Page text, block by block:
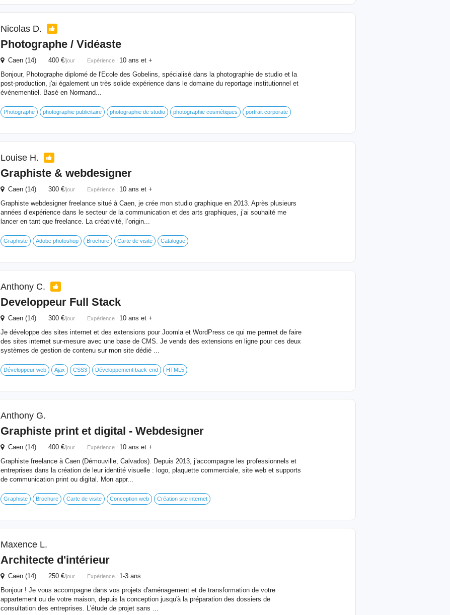
Nicolas D.
Photographe / Vidéaste
Caen (14) 400 €/jour Expérience : 10 ans et +
Bonjour, Photographe diplomé de l'Ecole des Gobelins, spécialisé dans la photographie de studio et la
post-production, j'ai également un très solide expérience dans le domaine du reportage institutionnel et
événementiel. Basé en Normand...
Photographe photographie publicitaire photographie de studio photographie cosmétiques portrait corporate
Louise H.
Graphiste & webdesigner
Caen (14) 300 €/jour Expérience : 10 ans et +
Graphiste webdesigner freelance situé à Caen, je crée mon studio graphique en 2013. Après plusieurs
années d’expérience dans le secteur de la communication et des arts graphiques, j’ai souhaité me
lancer en tant que freelance. La créativité, l’origin...
Graphiste Adobe photoshop Brochure Carte de visite Catalogue
Anthony C.
Developpeur Full Stack
Caen (14) 300 €/jour Expérience : 10 ans et +
Je développe des sites internet et des extensions pour Joomla et WordPress ce qui me permet de faire
des sites internet sur-mesure avec une base de CMS. Je vends des extensions en ligne pour ces deux
systèmes de gestion de contenu sur mon site dédié ...
Développeur web Ajax CSS3 Développement back-end HTML5
Anthony G.
Graphiste print et digital - Webdesigner
Caen (14) 400 €/jour Expérience : 10 ans et +
Graphiste freelance à Caen (Démouville, Calvados). Depuis 2013, j’accompagne les professionnels et
entreprises dans la création de leur identité visuelle : logo, plaquette commerciale, site web et supports
de communication print ou digital. Mon appr...
Graphiste Brochure Carte de visite Conception web Création site internet
Maxence L.
Architecte d'intérieur
Caen (14) 250 €/jour Expérience : 1-3 ans
Bonjour ! Je vous accompagne dans vos projets d'aménagement et de transformation de votre
appartement ou de votre maison, depuis la conception jusqu'à la préparation des dossiers de
consultation des entreprises. L'étude de projet sans ...